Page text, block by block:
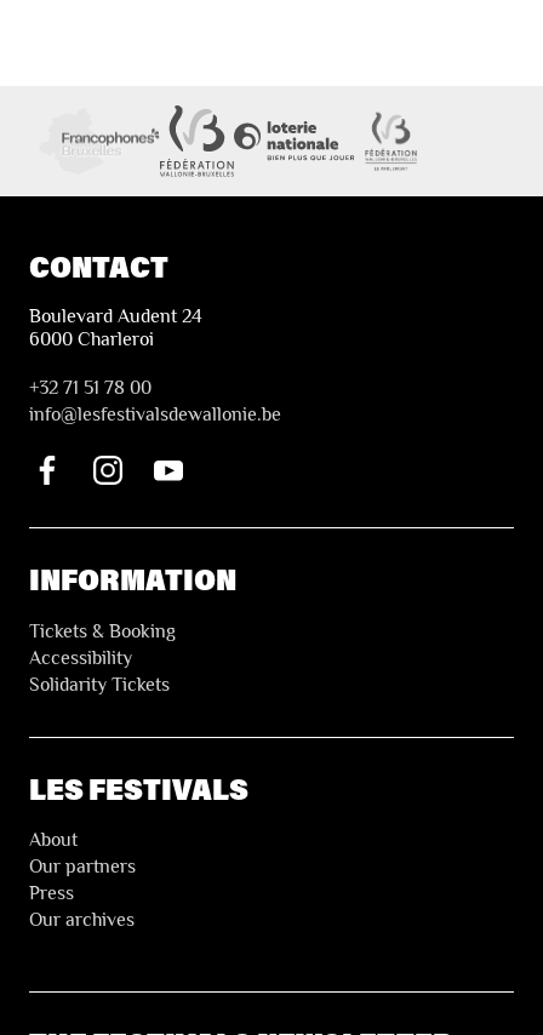
CONTACT
Boulevard Audent 24
6000 Charleroi
+32 71 51 78 00
info@lesfestivalsdewallonie.be
INFORMATION
Tickets & Booking
Accessibility
Solidarity Tickets
LES FESTIVALS
About
Our partners
Press
Our archives